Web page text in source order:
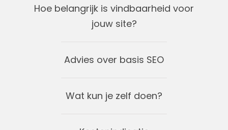
Hoe belangrijk is vindbaarheid voor
jouw site?
Advies over basis SEO
Wat kun je zelf doen?